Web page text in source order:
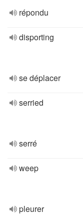
répondu
disporting
se déplacer
serried
serré
weep
pleurer